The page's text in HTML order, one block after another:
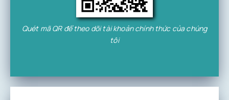
Quét mã QR để theo dõi tài khoản chính thức của chúng
tôi